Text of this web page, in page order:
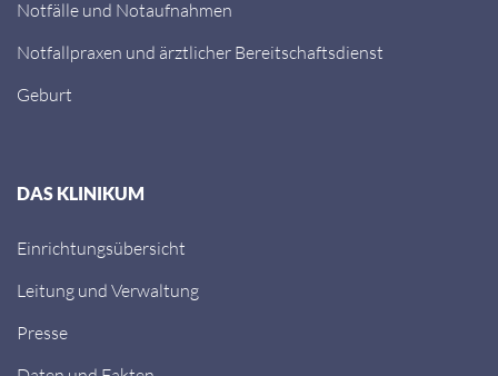
Notfälle und Notaufnahmen
Notfallpraxen und ärztlicher Bereitschaftsdienst
Geburt
DAS KLINIKUM
Einrichtungsübersicht
Leitung und Verwaltung
Presse